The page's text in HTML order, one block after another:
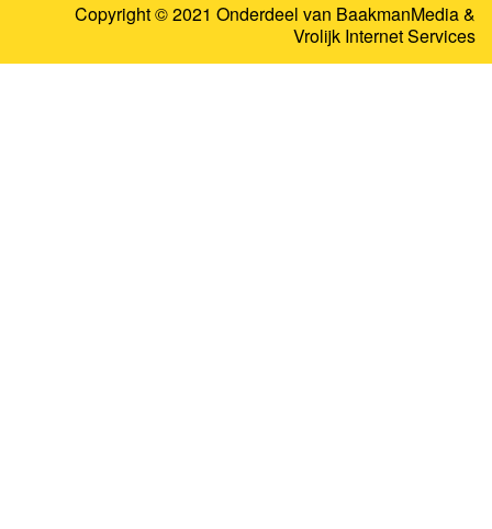
Copyright © 2021 Onderdeel van BaakmanMedia&
Vrolijk Internet Services